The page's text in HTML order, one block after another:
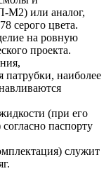
М2) или аналог,
серого цвета.
на ровную
проекта.
патрубки, наиболее
(при его
паспорту
служит